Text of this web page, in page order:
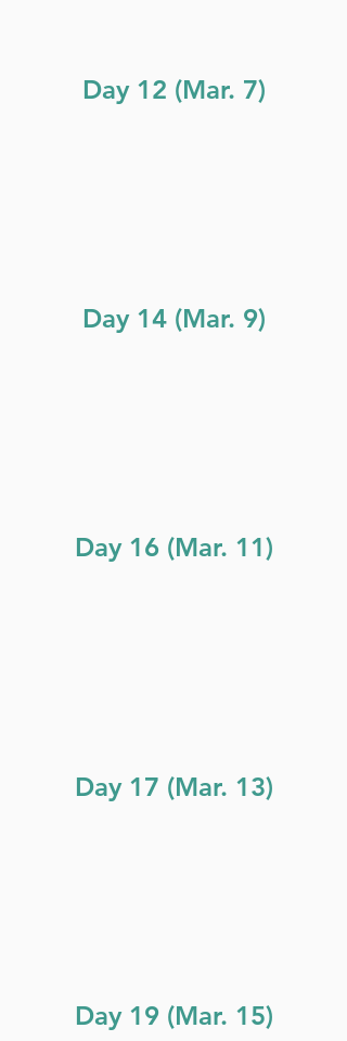
Day 12 (Mar. 7)
Day 14 (Mar. 9)
Day 16 (Mar. 11)
Day 17 (Mar. 13)
Day 19 (Mar. 15)